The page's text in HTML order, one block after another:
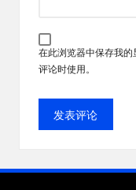
在此浏览器中保存我
评论时使用。